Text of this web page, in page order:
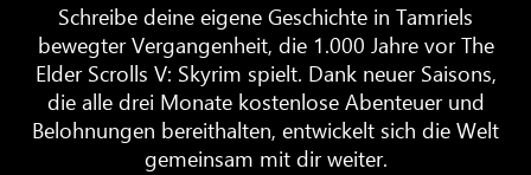
Schreibe deine eigene Geschichte in Tamriels
bewegter Vergangenheit, die 1.000 Jahre vor The
Elder Scrolls V: Skyrim spielt. Dank neuer Saisons,
die alle drei Monate kostenlose Abenteuer und
Belohnungen bereithalten, entwickelt sich die Welt
gemeinsam mit dir weiter.